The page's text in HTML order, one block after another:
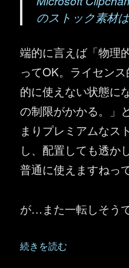
のストック素材
端的に言えば「物理
ってOK。ライセン
的に使えない状態に
の制限がかかる。」
まりプレミアムなス
し、配置しても透か
普通に使えますねっ
が…また一転しそうで
“Microsoft Clipchamp ：
続きを読む